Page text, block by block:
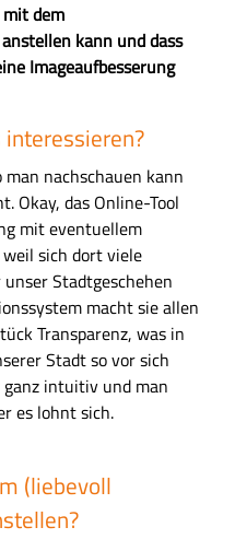
dem
kann und dass
Imageaufbesserung
nachschauen kann
Okay, das Online-Tool
mit eventuellem
weil sich dort viele
Stadtgeschehen
macht sie allen
Transparenz, was in
Stadt so vor sich
intuitiv und man
es lohnt sich.
(liebevoll